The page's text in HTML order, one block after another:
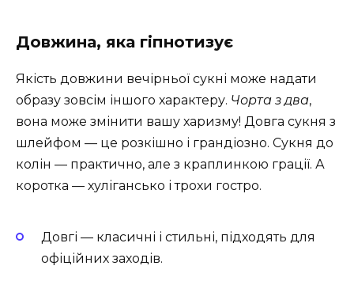
Довжина, яка гіпнотизує
Якість довжини вечірньої сукні може надати
образу зовсім іншого характеру. Чорта з два,
вона може змінити вашу харизму! Довга сукня з
шлейфом — це розкішно і грандіозно. Сукня до
колін — практично, але з краплинкою грації. А
коротка — хулігансько і трохи гостро.
Довгі — класичні і стильні, підходять для
офіційних заходів.